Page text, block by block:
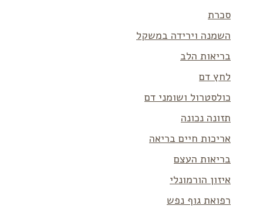
סכרת
השמנה וירידה במשקל
בריאות הלב
לחץ דם
כולסטרול ושומני דם
תזונה נכונה
אריכות חיים בריאה
בריאות העצם
איזון הורמונלי
רפואת גוף נפש